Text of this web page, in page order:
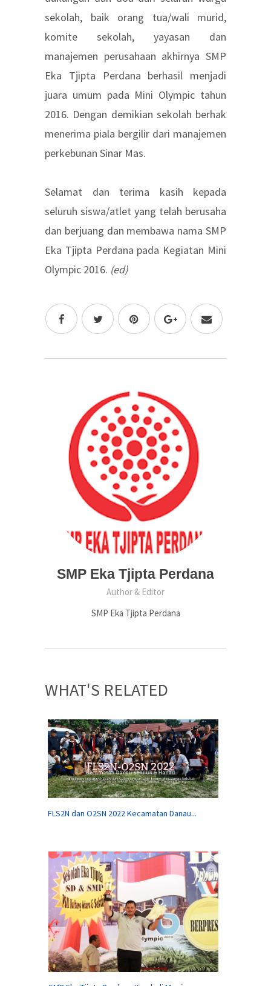
sekolah, baik orang tua/wali murid,
komite sekolah, yayasan dan
manajemen perusahaan akhirnya SMP
Eka Tjipta Perdana berhasil menjadi
juara umum pada Mini Olympic tahun
2016. Dengan demikian sekolah berhak
menerima piala bergilir dari manajemen
perkebunan Sinar Mas.
Selamat dan terima kasih kepada
seluruh siswa/atlet yang telah berusaha
dan berjuang dan membawa nama SMP
Eka Tjipta Perdana pada Kegiatan Mini
Olympic 2016. (ed)
SMP Eka Tjipta Perdana
Author & Editor
SMP Eka Tjipta Perdana
WHAT'S RELATED
FLS2N dan O2SN 2022 Kecamatan Danau...